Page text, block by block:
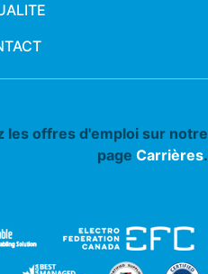
les offres d'emploi sur notre
page Carrières.